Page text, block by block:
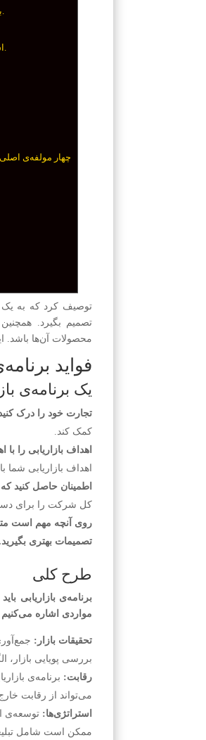
چهار مولفه‌ی اصلی
توصیف کرد که به یک
تصمیم بگیرد.
محصولات آن‌ها باشد.
فواید
یک برنامه‌ی
تجارت خود را درک
کمک کند.
اهداف بازاریابی را
اهداف بازاریابی
اطمینان حاصل کنید
کل شرکت را برای
روی آنچه مهم است
تصمیمات بهتری
طرح کلی
برنامه‌ی بازاریابی
مواردی اشاره می‌کنیم
تحقیقات بازار:
بررسی پویایی
رقابت: برنامه‌ی
می‌تواند از رقابت
استراتژی‌ها: توسعه‌ی
ممکن است شامل